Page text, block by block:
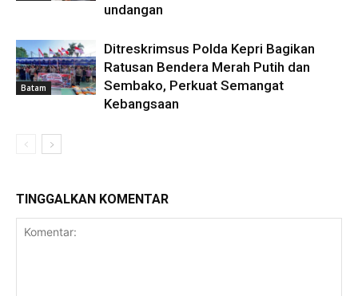
undangan
Batam
Ditreskrimsus Polda Kepri Bagikan
Ratusan Bendera Merah Putih dan
Sembako, Perkuat Semangat
Kebangsaan
TINGGALKAN KOMENTAR